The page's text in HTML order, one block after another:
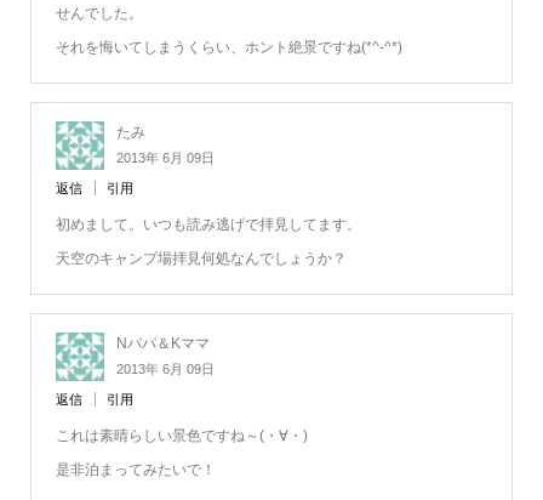
せんでした。
それを悔いてしまうくらい、ホント絶景ですね(*^-^*)
たみ
2013年 6月 09日
返信 引用
初めまして。いつも読み逃げで拝見してます。
天空のキャンプ場拝見何処なんでしょうか？
Nパパ＆Kママ
2013年 6月 09日
返信 引用
これは素晴らしい景色ですね～(・∀・)
是非泊まってみたいで！